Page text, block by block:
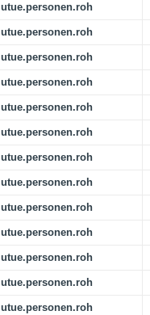
utue.personen.roh
utue.personen.roh
utue.personen.roh
utue.personen.roh
utue.personen.roh
utue.personen.roh
utue.personen.roh
utue.personen.roh
utue.personen.roh
utue.personen.roh
utue.personen.roh
utue.personen.roh
utue.personen.roh